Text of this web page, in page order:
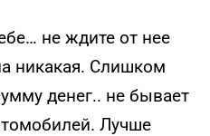
не ждите от нее
никакая. Слишком
денег.. не бывает
Лучше